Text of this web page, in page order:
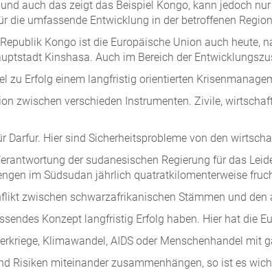
auch das zeigt das Beispiel Kongo, kann jedoch
die umfassende Entwicklung in der betroffenen
Kongo ist die Europäische Union auch
Kinshasa. Auch im Bereich der
zu Erfolg einem langfristig orientierten
zwischen verschieden Instrumenten. Zivile,
Darfur. Hier sind Sicherheitsprobleme von den
der sudanesischen Regierung für das
im Südsudan jährlich quatratkilomenterweise
zwischen schwarzafrikanischen Stämmen und den
Konzept langfristig Erfolg haben. Hier hat die
Klimawandel, AIDS oder Menschenhandel
Risiken miteinander zusammenhängen, so ist es